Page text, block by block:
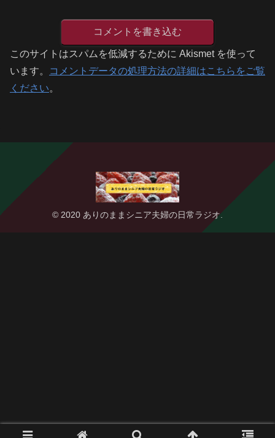
コメントを書き込む
このサイトはスパムを低減するために Akismet を使って
います。
コメントデータの処理方法の詳細はこちらをご覧
ください。
© 2020 ありのままシニア夫婦の日常ラジオ.